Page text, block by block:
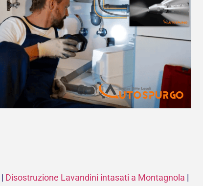
| Disostruzione Lavandini intasati a Montagnola |